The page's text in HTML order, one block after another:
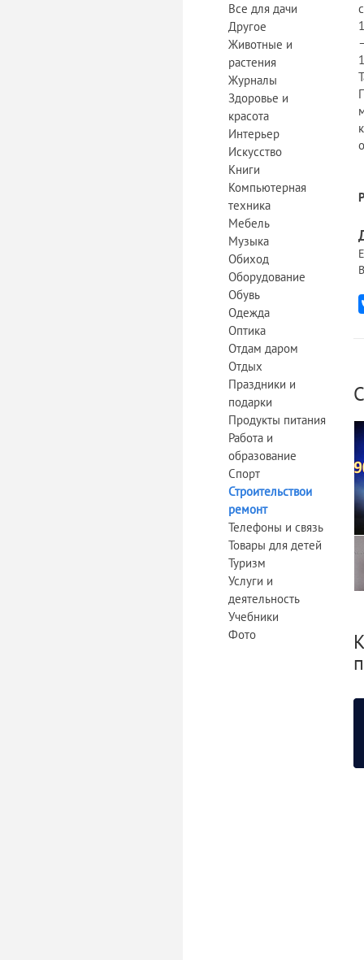
Все для дачи
Другое
Животные и
растения
Журналы
Здоровье и
красота
Интерьер
Искусство
Книги
Компьютерная
техника
Мебель
Музыка
Обиход
Оборудование
Обувь
Одежда
Оптика
Отдам даром
Отдых
Праздники и
подарки
Продукты питания
Работа и
образование
Спорт
Строительствои
ремонт
Телефоны и связь
Товары для детей
Туризм
Услуги и
деятельность
Учебники
Фото